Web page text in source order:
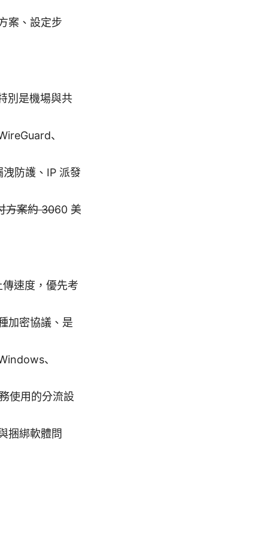
案、設定步
別是機場與共
、
防護、IP 派發
方案約 3060 美
速度，優先考
加密協議、是
、
使用的分流設
捆綁軟體問